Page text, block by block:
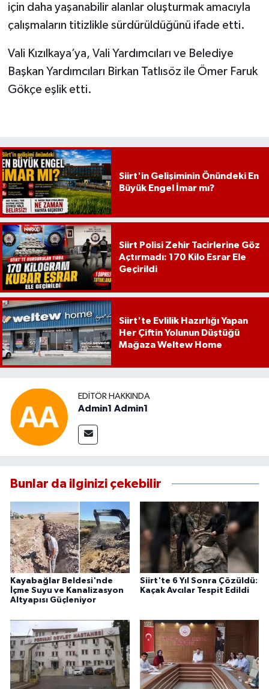
için daha yaşanabilir alanlar oluşturmak amacıyla
çalışmaların titizlikle sürdürüldüğünü ifade etti.
Vali Kızılkaya’ya, Vali Yardımcıları ve Belediye
Başkan Yardımcıları Birkan Tatlısöz ile Ömer Faruk
Gökçe eşlik etti.
Siirt'in Gelişiminin Önündeki En
Büyük Engel İmar mı?
Siirt Polisi Zehir Tacirlerine Göz
Açtırmadı: 170 Kilo Esrar Ele
Geçirildi
Siirt'te Evlilik Hazırlığı Yapan
Her Çiftin Yolunun Düştüğü
Mağaza Weltew Home
EDITÖR HAKKINDA
Admin1 Admin1
Bunlar da ilginizi çekebilir
Kayabağlar Beldesi'nde
İçme Suyu ve Kanalizasyon
Altyapısı Güçleniyor
Siirt'te 6 Yıl Sonra Çözüldü:
Kaçak Avcılar Tespit Edildi